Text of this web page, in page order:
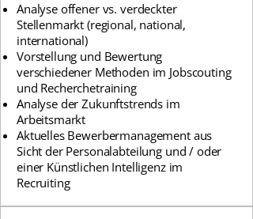
Analyse offener vs. verdeckter
Stellenmarkt (regional, national,
international)
Vorstellung und Bewertung
verschiedener Methoden im Jobscouting
und Recherchetraining
Analyse der Zukunftstrends im
Arbeitsmarkt
Aktuelles Bewerbermanagement aus
Sicht der Personalabteilung und / oder
einer Künstlichen Intelligenz im
Recruiting